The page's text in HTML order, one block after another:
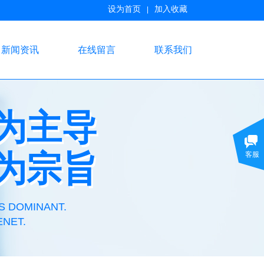
设为首页 加入收藏
新闻资讯 在线留言 联系我们
主导
宗旨
主导
宗旨
DOMINANT.
客服